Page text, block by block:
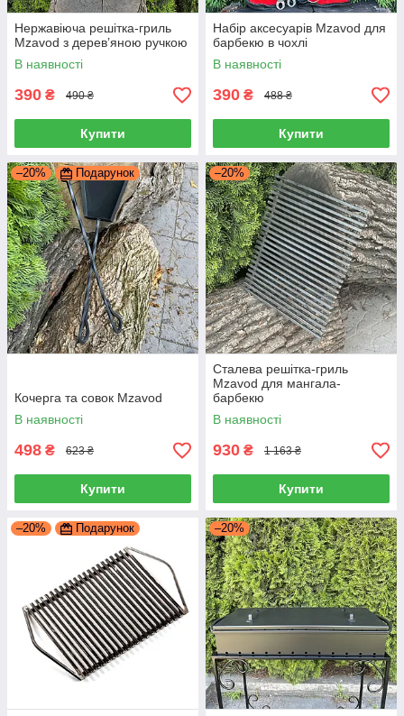
Нержавіюча решітка-гриль
Mzavod з дерев’яною ручкою
В наявності
390 ₴ 490 ₴
Купити
Набір аксесуарів Mzavod для
барбекю в чохлі
В наявності
390 ₴ 488 ₴
Купити
–20% Подарунок
Кочерга та совок Mzavod
В наявності
498 ₴ 623 ₴
Купити
–20%
Сталева решітка-гриль
Mzavod для мангала-
барбекю
В наявності
930 ₴ 1 163 ₴
Купити
–20% Подарунок –20%